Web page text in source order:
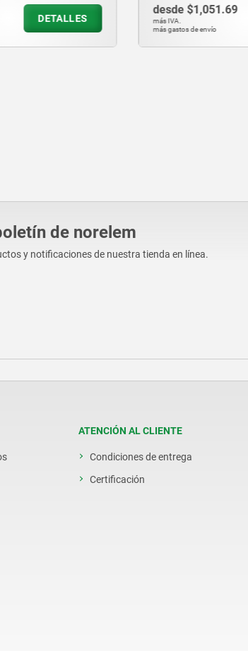
DETALLES
desde$430.74
más IVA.
más gastos de envío
de norelem
y notificaciones de nuestra tienda en línea.
ATENCIÓN AL CLIENTE
Condiciones de entrega
Certificación